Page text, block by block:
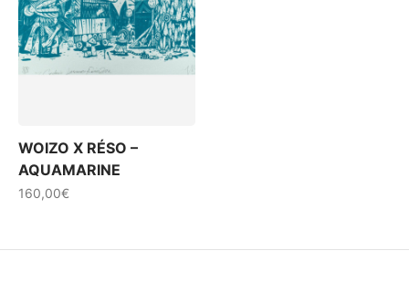
WOIZO X RÉSO –
AQUAMARINE
160,00€